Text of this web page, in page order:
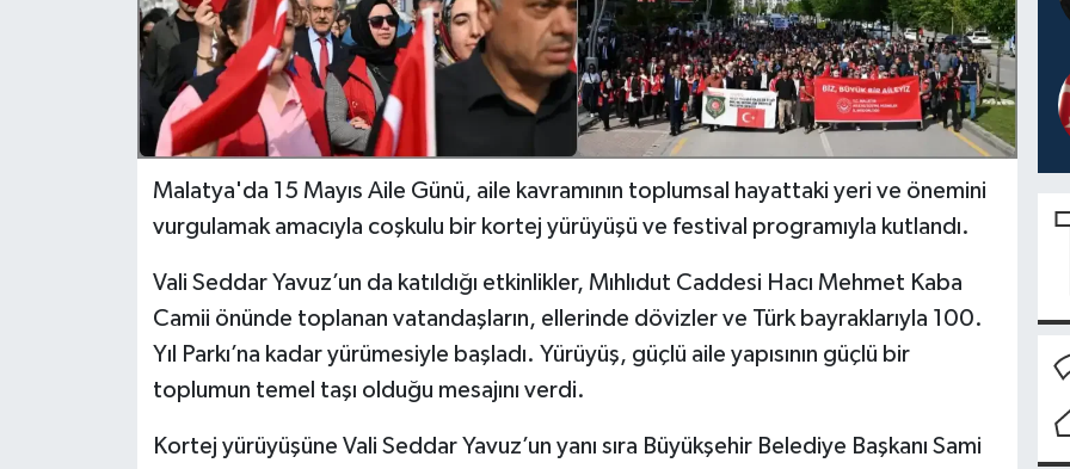
Malatya'da 15 Mayıs Aile Günü, aile kavramının toplumsal hayattaki yeri ve önemini
vurgulamak amacıyla coşkulu bir kortej yürüyüşü ve festival programıyla kutlandı.
Vali Seddar Yavuz’un da katıldığı etkinlikler, Mıhlıdut Caddesi Hacı Mehmet Kaba
Camii önünde toplanan vatandaşların, ellerinde dövizler ve Türk bayraklarıyla 100.
Yıl Parkı’na kadar yürümesiyle başladı. Yürüyüş, güçlü aile yapısının güçlü bir
toplumun temel taşı olduğu mesajını verdi.
Kortej yürüyüşüne Vali Seddar Yavuz’un yanı sıra Büyükşehir Belediye Başkanı Sami